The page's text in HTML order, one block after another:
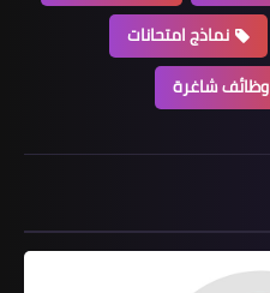
نماذج امتحانات
وظائف شاغرة